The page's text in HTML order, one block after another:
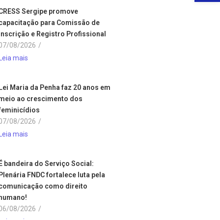
Sergipe promove
para Comissão de
e Registro Profissional
08/2026 /
mais
Maria da Penha faz 20 anos em
ao crescimento dos
08/2026 /
mais
bandeira do Serviço Social:
FNDC fortalece luta pela
como direito
08/2026 /